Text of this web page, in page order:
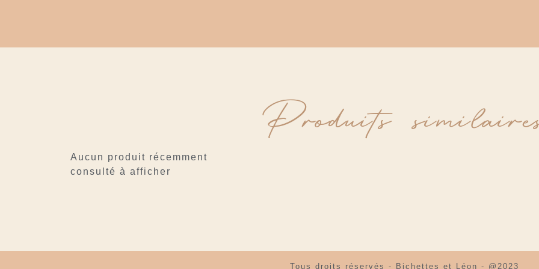
Produits
Aucun produit récemment
consulté à afficher
Tous droits réservés - Bichettes et Léon - @2023